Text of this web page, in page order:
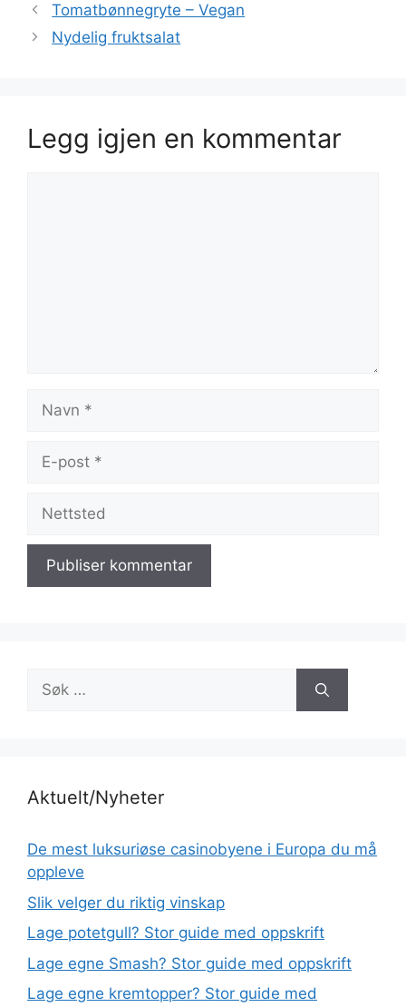
Tomatbønnegryte – Vegan
Nydelig fruktsalat
Legg igjen en kommentar
Navn
Nettsted
Søk
etter:
Aktuelt/Nyheter
De mest luksuriøse casinobyene i Europa du må
oppleve
Slik velger du riktig vinskap
Lage potetgull? Stor guide med oppskrift
Lage egne Smash? Stor guide med oppskrift
Lage egne kremtopper? Stor guide med